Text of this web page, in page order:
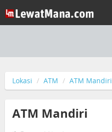
Lokasi ATM ATM Mandiri
ATM Mandiri